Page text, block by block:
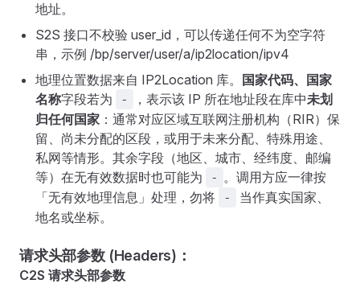
地址。
S2S 接口不校验 user_id，可以传递任何不为空字符
串，示例 /bp/server/user/a/ip2location/ipv4
地理位置数据来自 IP2Location 库。
国家代码、国家
名称字段若为 - ，表示该 IP 所在地址段在库中未划
归任何国家 ：通常对应区域互联网注册机构（RIR）保
留、尚未分配的区段，或用于未来分配、特殊用途、
私网等情形。其余字段（地区、城市、经纬度、邮编
等）在无有效数据时也可能为
- 。调用方应一律按
「无有效地理信息」处理，勿将
-
当作真实国家、
地名或坐标。
请求头部参数 (Headers)：
C2S 请求头部参数